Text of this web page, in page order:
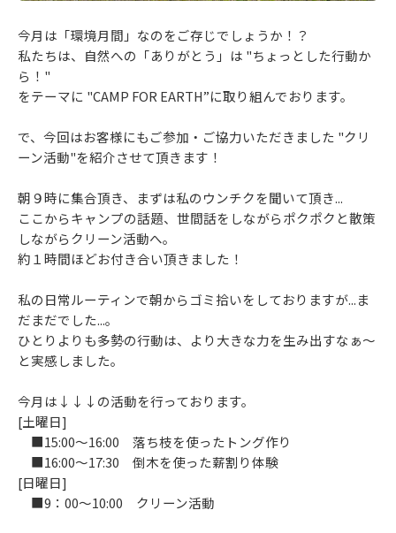
今月は「環境月間」なのをご存じでしょうか！？
私たちは、自然への「ありがとう」は "ちょっとした行動か
ら！"
をテーマに "CAMP FOR EARTH”に取り組んでおります。
で、今回はお客様にもご参加・ご協力いただきました "クリ
ーン活動"を紹介させて頂きます！
朝９時に集合頂き、まずは私のウンチクを聞いて頂き...
ここからキャンプの話題、世間話をしながらポクポクと散策
しながらクリーン活動へ。
約１時間ほどお付き合い頂きました！
私の日常ルーティンで朝からゴミ拾いをしておりますが...ま
だまだでした...。
ひとりよりも多勢の行動は、より大きな力を生み出すなぁ～
と実感しました。
今月は↓↓↓の活動を行っております。
[土曜日]
■15:00～16:00 落ち枝を使ったトング作り
■16:00～17:30 倒木を使った薪割り体験
[日曜日]
■9：00～10:00 クリーン活動